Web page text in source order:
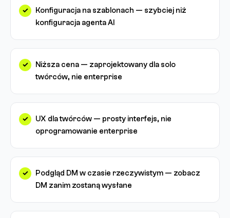
Konfiguracja na szablonach — szybciej niż
konfiguracja agenta AI
Niższa cena — zaprojektowany dla solo
twórców, nie enterprise
UX dla twórców — prosty interfejs, nie
oprogramowanie enterprise
Podgląd DM w czasie rzeczywistym — zobacz
DM zanim zostaną wysłane